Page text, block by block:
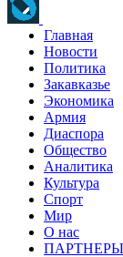
Главная
Новости
Политика
Закавказье
Экономика
Армия
Диаспора
Общество
Аналитика
Культура
Спорт
Мир
О нас
ПАРТНЕРЫ